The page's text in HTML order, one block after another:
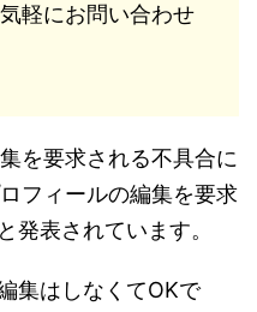
軽にお問い合わせ
を要求される不具合に
フィールの編集を要求
発表されています。
集はしなくてOKで